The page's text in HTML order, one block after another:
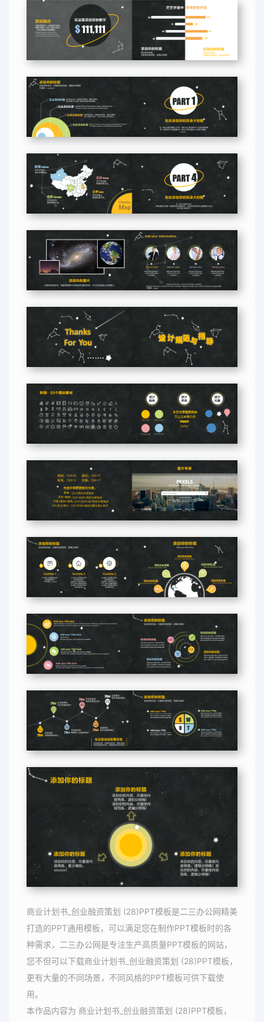
商业计划书_创业融资策划 (28)PPT模板是二三办公网精美
打造的PPT通用模板，可以满足您在制作PPT模板时的各
种需求，二三办公网是专注生产高质量PPT模板的网站，
您不但可以下载商业计划书_创业融资策划 (28)PPT模板，
更有大量的不同场景，不同风格的PPT模板可供下载使
用。
本作品内容为 商业计划书_创业融资策划 (28)PPT模板，